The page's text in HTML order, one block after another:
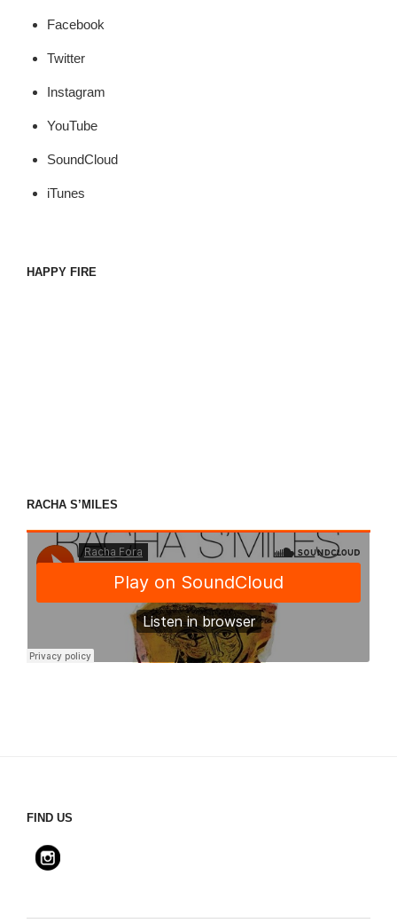
Facebook
Twitter
Instagram
YouTube
SoundCloud
iTunes
HAPPY FIRE
RACHA S’MILES
FIND US